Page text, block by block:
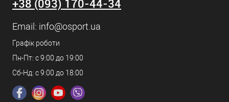
+38 (093) 170-44-34
Email: info@osport.ua
Графік роботи
Пн-Пт: с 9:00 до 19:00
Сб-Нд: с 9:00 до 18:00